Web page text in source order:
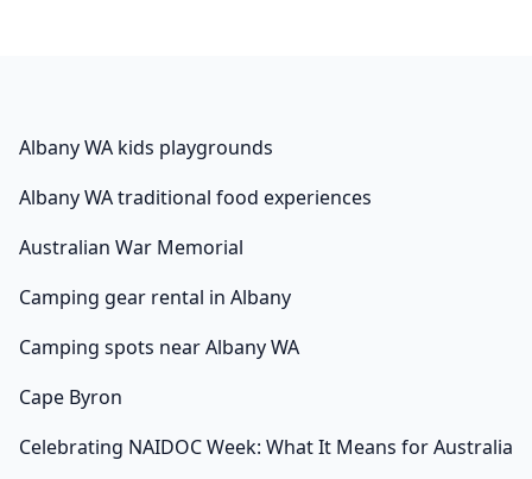
Albany WA kids playgrounds
Albany WA traditional food experiences
Australian War Memorial
Camping gear rental in Albany
Camping spots near Albany WA
Cape Byron
Celebrating NAIDOC Week: What It Means for Australia